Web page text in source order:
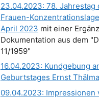
23.04.2023: 78. Jahrestag
Frauen-
April 2023 mit einer
Dokumentation aus dem
11/1959"
16.04.2023: Kundgebung
Geburtstages Ernst
09.04.2023: Impressionen